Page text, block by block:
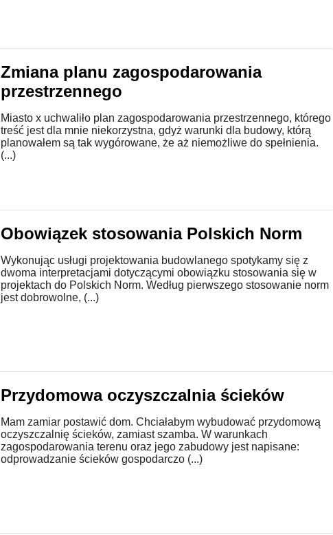
Zmiana planu zagospodarowania
przestrzennego
Miasto x uchwaliło plan zagospodarowania przestrzennego, którego
treść jest dla mnie niekorzystna, gdyż warunki dla budowy, którą
planowałem są tak wygórowane, że aż niemożliwe do spełnienia.
(...)
Obowiązek stosowania Polskich Norm
Wykonując usługi projektowania budowlanego spotykamy się z
dwoma interpretacjami dotyczącymi obowiązku stosowania się w
projektach do Polskich Norm. Według pierwszego stosowanie norm
jest dobrowolne, (...)
Przydomowa oczyszczalnia ścieków
Mam zamiar postawić dom. Chciałabym wybudować przydomową
oczyszczalnię ścieków, zamiast szamba. W warunkach
zagospodarowania terenu oraz jego zabudowy jest napisane:
odprowadzanie ścieków gospodarczo (...)